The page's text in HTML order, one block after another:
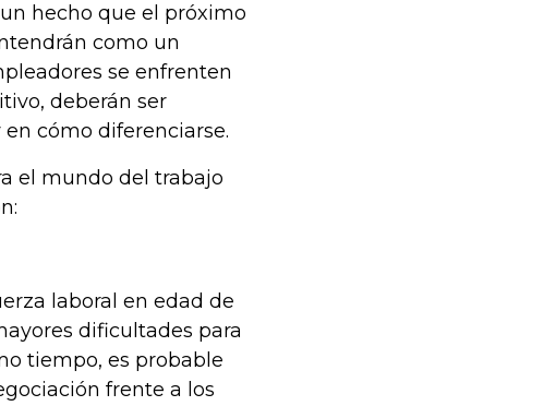
hecho que el próximo
como un
se enfrenten
deberán ser
cómo diferenciarse.
el mundo del trabajo
laboral en edad de
dificultades para
tiempo, es probable
frente a los